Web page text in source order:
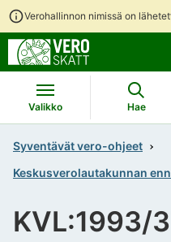
Verohallinnon nimissä on
Valikko Hae
Syventävät vero-ohjeet
Keskusverolautakunnan
KVL:1993/